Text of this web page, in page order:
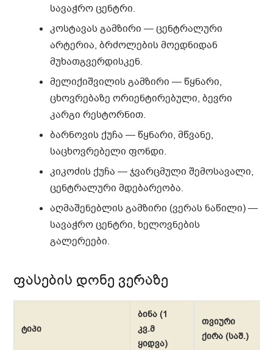
სავაჭრო ცენტრი.
კოსტავას გამზირი — ცენტრალური
არტერია, ბრძოლების მოედნიდან
მუხათგვერდისკენ.
მელიქიშვილის გამზირი — წყნარი,
ცხოვრებაზე ორიენტირებული, ბევრი
კარგი რესტორნით.
ბარნოვის ქუჩა — წყნარი, მწვანე,
საცხოვრებელი ფონდი.
კიკოძის ქუჩა — ჯვარცმული შემოსავალი,
ცენტრალური მდებარეობა.
აღმაშენებლის გამზირი (ვერას ნაწილი) —
სავაჭრო ცენტრი, ხელოვნების
გალერეები.
ფასების დონე ვერაზე
ტიპი
ბინა (1
კვ.მ
ყიდვა)
თვიური
ქირა (საშ.)